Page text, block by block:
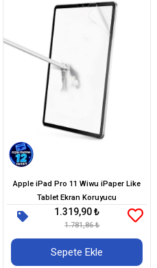
Apple iPad Pro 11 ​Wiwu iPaper Like
Tablet Ekran Koruyucu
1.319,90 ₺
1.781,86 ₺
Sepete Ekle